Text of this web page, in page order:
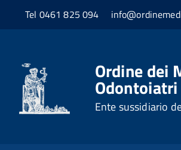
Tel 0461 825 094
Ordine dei
Ente sussidiario